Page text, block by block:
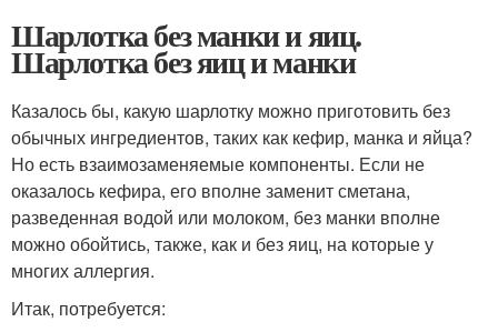
Шарлотка без манки и яиц.
Шарлотка без яиц и манки
Казалось бы, какую шарлотку можно приготовить без
обычных ингредиентов, таких как кефир, манка и яйца?
Но есть взаимозаменяемые компоненты. Если не
оказалось кефира, его вполне заменит сметана,
разведенная водой или молоком, без манки вполне
можно обойтись, также, как и без яиц, на которые у
многих аллергия.
Итак, потребуется: